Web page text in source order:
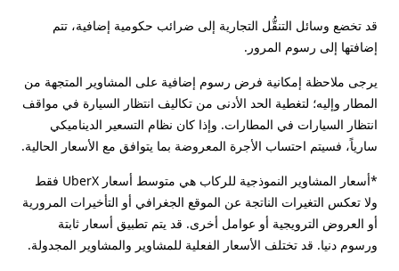
قد تخضع وسائل التنقُّل التجارية إلى ضرائب حكومية إضافية، تتم
إضافتها إلى رسوم المرور.
يرجى ملاحظة إمكانية فرض رسوم إضافية على المشاوير المتجهة من
المطار وإليه؛ لتغطية الحد الأدنى من تكاليف انتظار السيارة في مواقف
انتظار السيارات في المطارات. وإذا كان نظام التسعير الديناميكي
سارياً، فسيتم احتساب الأجرة المعروضة بما يتوافق مع الأسعار الحالية.
*أسعار المشاوير النموذجية للركاب هي متوسط أسعار UberX فقط
ولا تعكس التغيرات الناتجة عن الموقع الجغرافي أو التأخيرات المرورية
أو العروض الترويجية أو عوامل أخرى. قد يتم تطبيق أسعار ثابتة
ورسوم دنيا. قد تختلف الأسعار الفعلية للمشاوير والمشاوير المجدولة.